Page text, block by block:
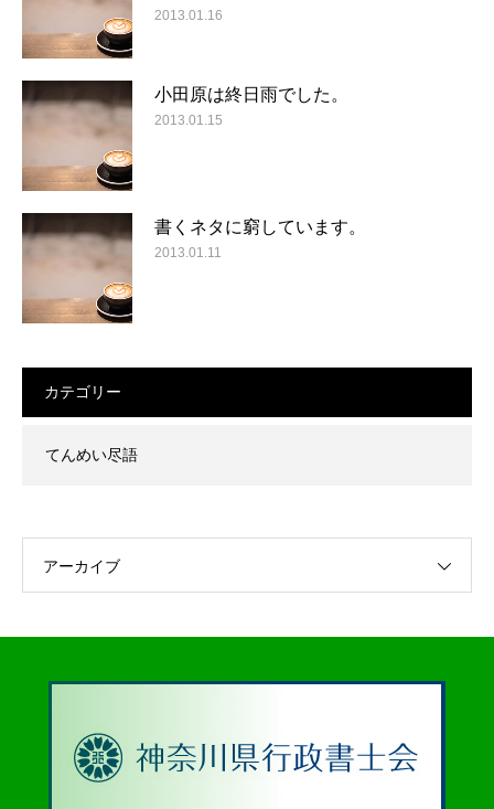
2013.01.16
小田原は終日雨でした。
2013.01.15
書くネタに窮しています。
2013.01.11
カテゴリー
てんめい尽語
アーカイブ